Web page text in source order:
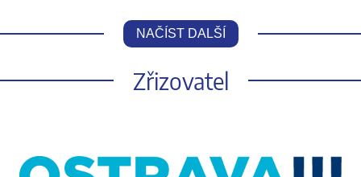
NAČÍST DALŠÍ
Zřizovatel